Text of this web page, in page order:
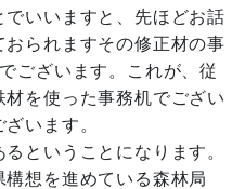
いいますと、先ほどお話
られますその修正材の事
ございます。これが、従
を使った事務机でござい
います。
ということになります。
想を進めている森林局